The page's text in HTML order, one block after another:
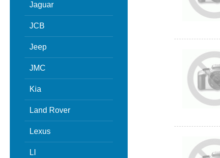
Jaguar
JCB
Jeep
JMC
Kia
Land Rover
Lexus
LI